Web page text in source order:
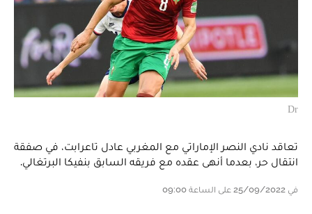
Dr
تعاقد نادي النصر الإماراتي مع المغربي عادل تاعرابت، في صفقة
انتقال حر، بعدما أنهى عقده مع فريقه السابق بنفيكا البرتغالي.
في 25/09/2022 على الساعة 09:00